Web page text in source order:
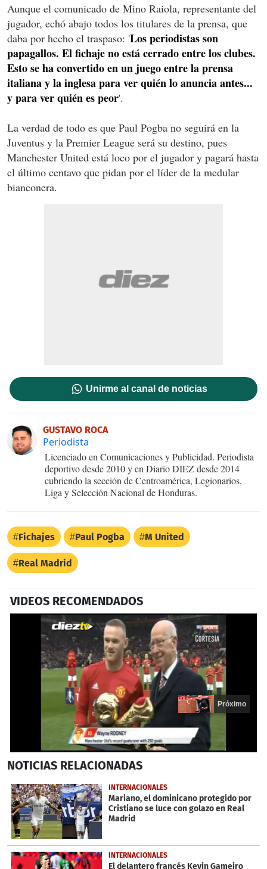
Aunque el comunicado de Mino Raiola, representante del
jugador, echó abajo todos los titulares de la prensa, que
daba por hecho el traspaso: 'Los periodistas son
papagallos. El fichaje no está cerrado entre los clubes.
Esto se ha convertido en un juego entre la prensa
italiana y la inglesa para ver quién lo anuncia antes...
y para ver quién es peor'.
La verdad de todo es que Paul Pogba no seguirá en la
Juventus y la Premier League será su destino, pues
Manchester United está loco por el jugador y pagará hasta
el último centavo que pidan por el líder de la medular
bianconera.
Unirme al canal de noticias
GUSTAVO ROCA
Periodista
Licenciado en Comunicaciones y Publicidad. Periodista
deportivo desde 2010 y en Diario DIEZ desde 2014
cubriendo la sección de Centroamérica, Legionarios,
Liga y Selección Nacional de Honduras.
Fichajes Paul Pogba M United
Real Madrid
VIDEOS RECOMENDADOS
second
13
seconds
Próximo
NOTICIAS RELACIONADAS
INTERNACIONALES
Mariano, el dominicano protegido por
Cristiano se luce con golazo en Real
Madrid
INTERNACIONALES
El delantero francés Kevin Gameiro